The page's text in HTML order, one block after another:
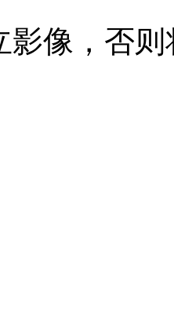
影像，否